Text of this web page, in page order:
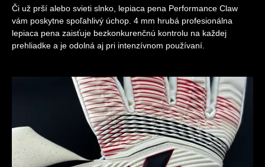
Či už prší alebo svieti slnko, lepiaca pena Performance Claw
vám poskytne spoľahlivý úchop. 4 mm hrubá profesionálna
lepiaca pena zaisťuje bezkonkurenčnú kontrolu na každej
prehliadke a je odolná aj pri intenzívnom používaní.